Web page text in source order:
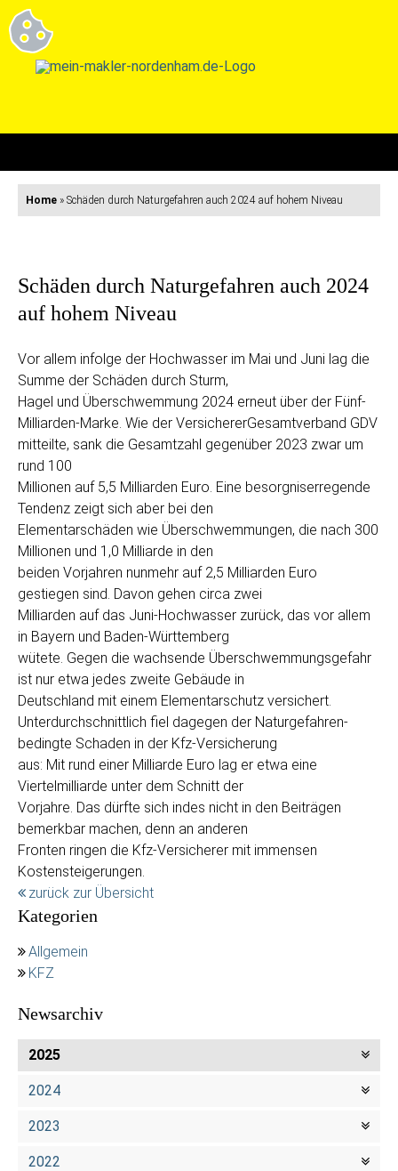
Home » Schäden durch Naturgefahren auch 2024 auf hohem Niveau
Schäden durch Naturgefahren auch 2024
auf hohem Niveau
Vor allem infolge der Hochwasser im Mai und Juni lag die
Summe der Schäden durch Sturm,
Hagel und Überschwemmung 2024 erneut über der Fünf-
Milliarden-Marke. Wie der VersichererGesamtverband GDV
mitteilte, sank die Gesamtzahl gegenüber 2023 zwar um
rund 100
Millionen auf 5,5 Milliarden Euro. Eine besorgniserregende
Tendenz zeigt sich aber bei den
Elementarschäden wie Überschwemmungen, die nach 300
Millionen und 1,0 Milliarde in den
beiden Vorjahren nunmehr auf 2,5 Milliarden Euro
gestiegen sind. Davon gehen circa zwei
Milliarden auf das Juni-Hochwasser zurück, das vor allem
in Bayern und Baden-Württemberg
wütete. Gegen die wachsende Überschwemmungsgefahr
ist nur etwa jedes zweite Gebäude in
Deutschland mit einem Elementarschutz versichert.
Unterdurchschnittlich fiel dagegen der Naturgefahren-
bedingte Schaden in der Kfz-Versicherung
aus: Mit rund einer Milliarde Euro lag er etwa eine
Viertelmilliarde unter dem Schnitt der
Vorjahre. Das dürfte sich indes nicht in den Beiträgen
bemerkbar machen, denn an anderen
Fronten ringen die Kfz-Versicherer mit immensen
Kostensteigerungen.
zurück zur Übersicht
Kategorien
Allgemein
KFZ
Newsarchiv
2025
2024
2023
2022